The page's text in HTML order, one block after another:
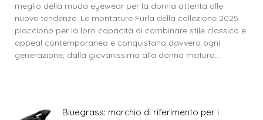
meglio della moda eyewear per la donna attenta alle
nuove tendenze. Le montature Furla della collezione 2025
piacciono per la loro capacità di combinare stile classico e
appeal contemporaneo e conquistano davvero ogni
generazione, dalla giovanissima alla donna matura….
Bluegrass: marchio di riferimento per i